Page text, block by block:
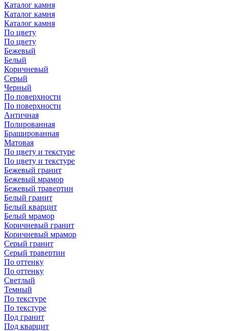
Каталог камня
Каталог камня
Каталог камня
По цвету
По цвету
Бежевый
Белый
Коричневый
Серый
Черный
По поверхности
По поверхности
Античная
Полированная
Брашированная
Матовая
По цвету и текстуре
По цвету и текстуре
Бежевый гранит
Бежевый мрамор
Бежевый травертин
Белый гранит
Белый кварцит
Белый мрамор
Коричневый гранит
Коричневый мрамор
Серый гранит
Серый травертин
По оттенку
По оттенку
Светлый
Темный
По текстуре
По текстуре
Под гранит
Под кварцит